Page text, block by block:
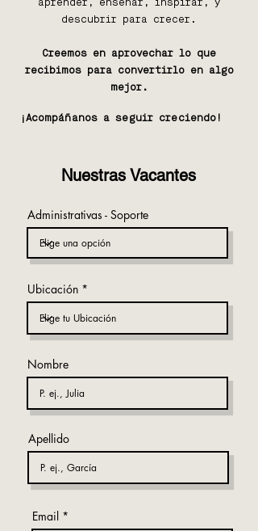
¡Acompáñanos a seguir creciendo!
descubrir para crecer.
Creemos en aprovechar lo que
recibimos para convertirlo en algo
mejor.
Nuestras Vacantes
Administrativas - Soporte
Ubicación
Nombre
Apellido
Email